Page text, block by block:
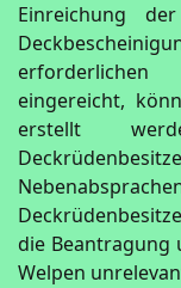
Einreichung
eingereicht,
erstellt
die Beantragung
Welpen